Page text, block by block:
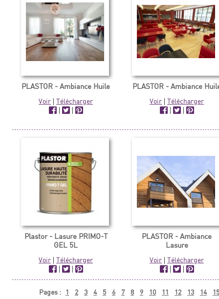
PLASTOR - Ambiance Huile
Voir |Télécharger
|
|
PLASTOR - Ambiance
Voir |Télécharger
|
|
Plastor - Lasure PRIMO-T
GEL 5L
Voir |Télécharger
|
|
PLASTOR - Ambiance
Lasure
Voir |Télécharger
|
|
Pages : 1 2 3 4 5 6 7 8 9 10 11 12 13 14 15